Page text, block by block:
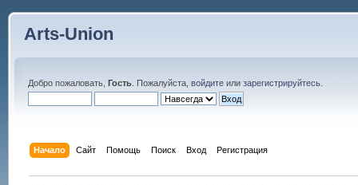
Arts-Union
Добро пожаловать, Гость. Пожалуйста, войдитеили зарегистрируйтесь.
Начало Сайт Помощь Поиск Вход Регистрация